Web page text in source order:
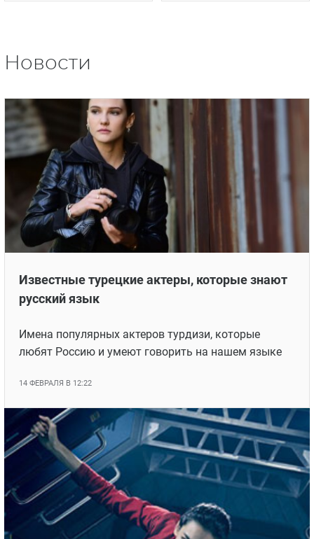
Новости
Известные турецкие актеры, которые знают
русский язык
Имена популярных актеров турдизи, которые
любят Россию и умеют говорить на нашем языке
14 ФЕВРАЛЯ В 12:22